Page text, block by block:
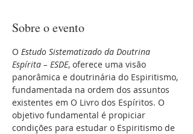
Sobre o evento
O Estudo Sistematizado da Doutrina
Espírita – ESDE, oferece uma visão
panorâmica e doutrinária do Espiritismo,
fundamentada na ordem dos assuntos
existentes em O Livro dos Espíritos. O
objetivo fundamental é propiciar
condições para estudar o Espiritismo de